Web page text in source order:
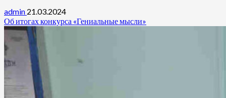
admin 21.03.2024
Об итогах конкурса «Гениальные мысли»